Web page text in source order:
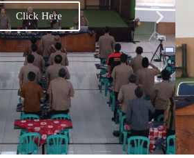
Click Here